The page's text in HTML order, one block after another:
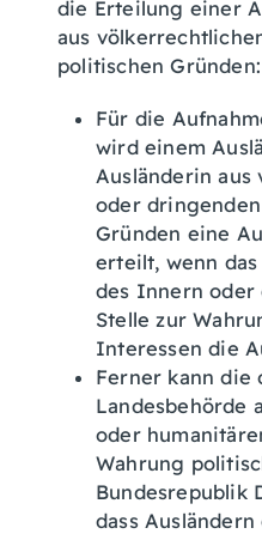
die Erteilung einer
aus
politischen Gründen:
Für die
wird einem
Ausländerin aus
oder
Gründen eine
erteilt, wenn
des Innern oder
Stelle zur
Interessen die
Ferner kann die
Landesbehörde
oder
Wahrung
Bundesrepublik
dass